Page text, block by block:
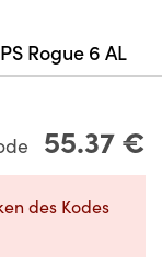
Rogue 6 AL
55.37 €
des Kodes